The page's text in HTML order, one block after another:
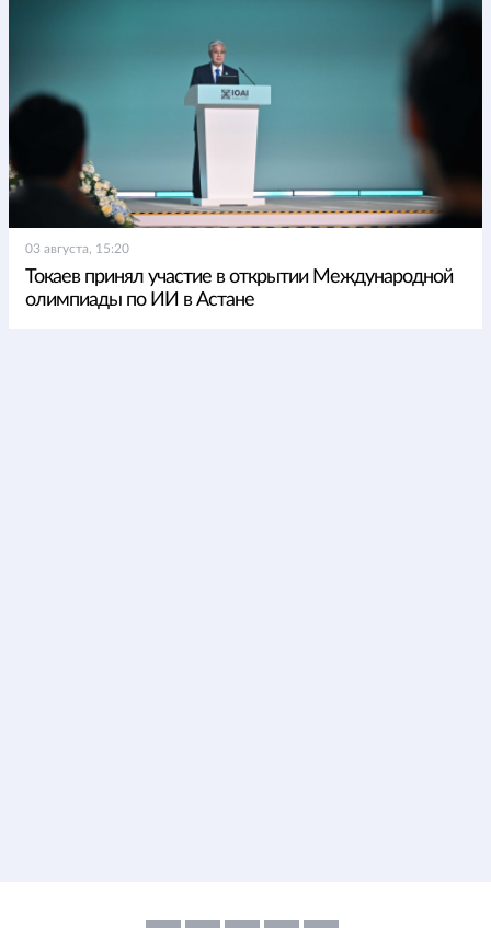
03 августа, 15:20
Токаев принял участие в открытии Международной
олимпиады по ИИ в Астане